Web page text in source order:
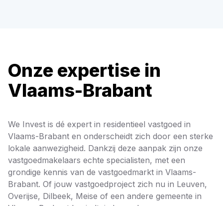
Onze expertise in
Vlaams-Brabant
We Invest is dé expert in residentieel vastgoed in
Vlaams-Brabant en onderscheidt zich door een sterke
lokale aanwezigheid. Dankzij deze aanpak zijn onze
vastgoedmakelaars echte specialisten, met een
grondige kennis van de vastgoedmarkt in Vlaams-
Brabant. Of jouw vastgoedproject zich nu in Leuven,
Overijse, Dilbeek, Meise of een andere gemeente in